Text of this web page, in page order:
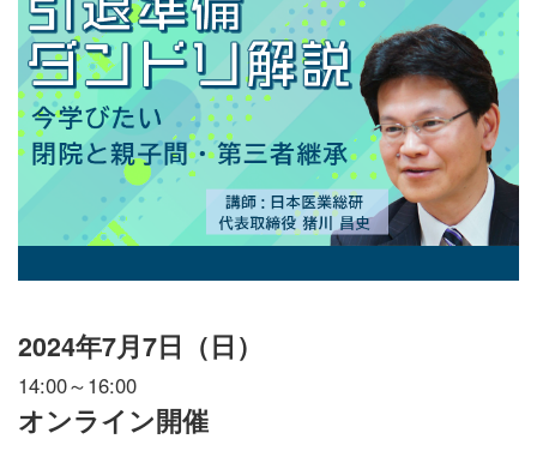
2024年7月7日（日）
14:00～16:00
オンライン開催